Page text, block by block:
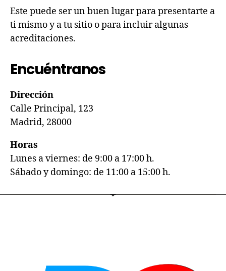
Este puede ser un buen lugar para presentarte a
ti mismo y a tu sitio o para incluir algunas
acreditaciones.
Encuéntranos
Dirección
Calle Principal, 123
Madrid, 28000
Horas
Lunes a viernes: de 9:00 a 17:00 h.
Sábado y domingo: de 11:00 a 15:00 h.